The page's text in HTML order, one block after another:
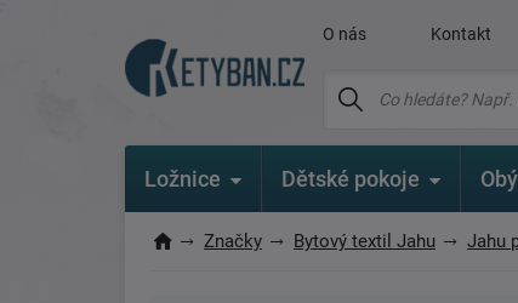
O nás Kontakt
Ložnice Dětské pokoje
Značky Bytový textil Jahu Jahu